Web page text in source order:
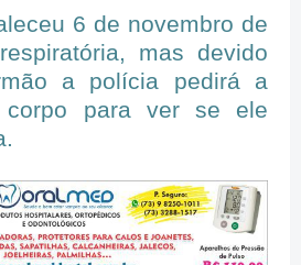
6 de novembro de
mas devido
a polícia pedirá a
corpo para ver se ele